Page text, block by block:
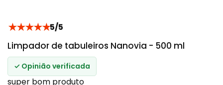
★★★★★5/5
Limpador de tabuleiros Nanovia - 500 ml
✓ Opinião verificada
super bom produto